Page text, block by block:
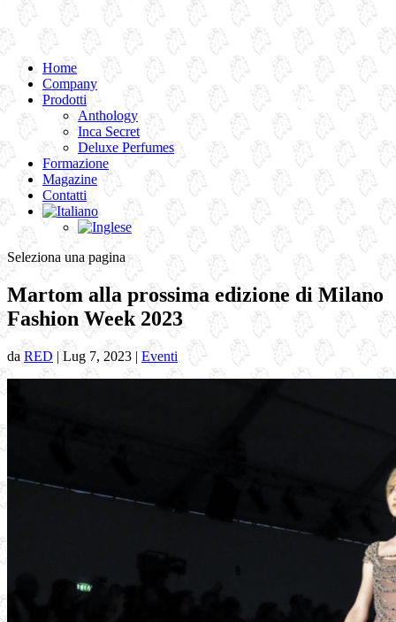
Home
Company
Prodotti
Anthology
Inca Secret
Deluxe Perfumes
Formazione
Magazine
Contatti
Seleziona una pagina
Martom alla prossima edizione di Milano
Fashion Week 2023
da RED | Lug 7, 2023 | Eventi